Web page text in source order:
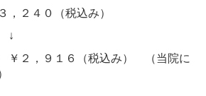
２４０（税込み）
９１６（税込み） （当院に